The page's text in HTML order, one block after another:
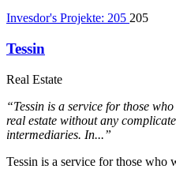
Invesdor's Projekte: 205 205
Tessin
Real Estate
“Tessin is a service for those
real estate without any
intermediaries. In...”
Tessin is a service for those who